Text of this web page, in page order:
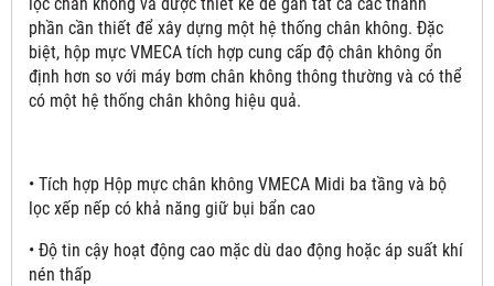
phần cần thiết để xây dựng một hệ thống chân không. Đặc
biệt, hộp mực VMECA tích hợp cung cấp độ chân không ổn
định hơn so với máy bơm chân không thông thường và có thể
có một hệ thống chân không hiệu quả.
• Tích hợp Hộp mực chân không VMECA Midi ba tầng và bộ
lọc xếp nếp có khả năng giữ bụi bẩn cao
• Độ tin cậy hoạt động cao mặc dù dao động hoặc áp suất khí
nén thấp